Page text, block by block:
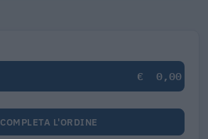
€ 0,00
COMPLETA L'ORDINE